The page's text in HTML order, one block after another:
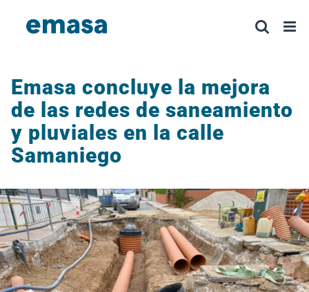
Emasa concluye la mejora
de las redes de saneamiento
y pluviales en la calle
Samaniego